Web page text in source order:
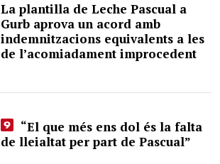
La plantilla de Leche Pascual a
Gurb aprova un acord amb
indemnitzacions equivalents a les
de l’acomiadament improcedent
“El que més ens dol és la falta
de lleialtat per part de Pascual”